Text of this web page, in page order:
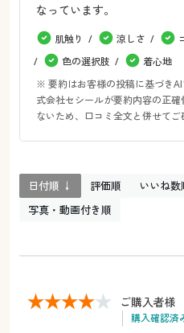
なっています。
肌触り 涼しさ
色の選択肢
着心地
※ 要約はお客様の投稿に基づき
式会社セシールが要約内容の正
ないため、口コミ全文と併せてご
日付順 ↓ 評価順 いいね数
写真・動画付き順
ご購入者様
購入確認済